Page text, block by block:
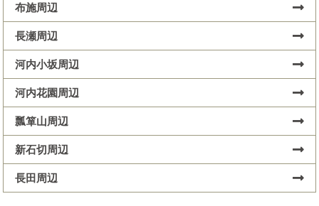
布施周辺
長瀬周辺
河内小坂周辺
河内花園周辺
瓢箪山周辺
新石切周辺
長田周辺